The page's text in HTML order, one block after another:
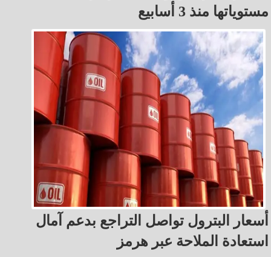
مستوياتها منذ 3 أسابيع
أسعار البترول تواصل التراجع بدعم آمال
استعادة الملاحة عبر هرمز